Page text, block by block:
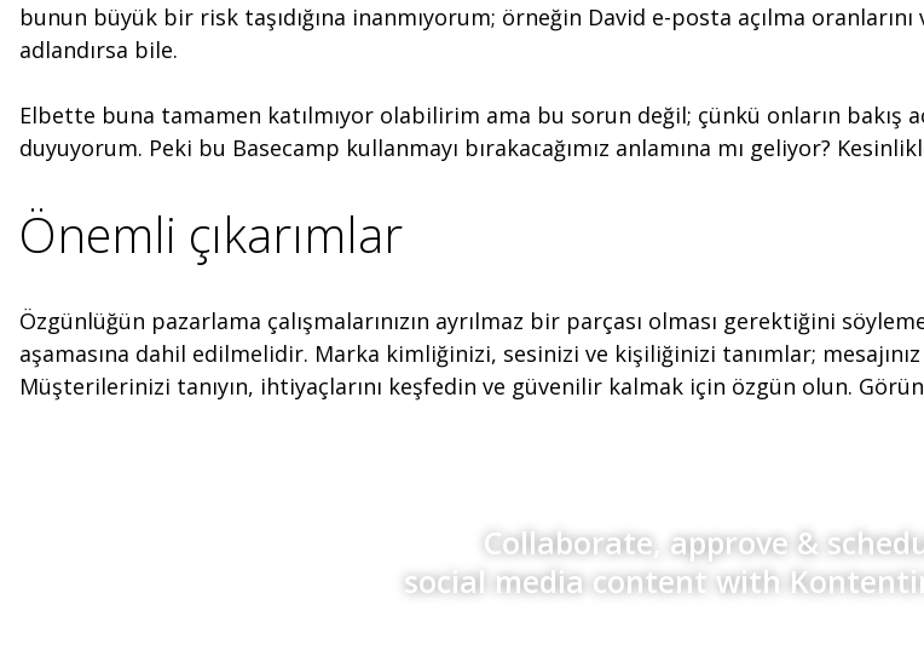
bunun büyük bir risk taşıdığına inanmıyorum; örneğin David e-posta açılma
adlandırsa bile.
Elbette buna tamamen katılmıyor olabilirim ama bu sorun değil; çünkü onların bakış
duyuyorum. Peki bu Basecamp kullanmayı bırakacağımız anlamına mı geliyor?
Önemli çıkarımlar
Özgünlüğün pazarlama çalışmalarınızın ayrılmaz bir parçası olması gerektiğini
aşamasına dahil edilmelidir. Marka kimliğinizi, sesinizi ve kişiliğinizi tanımlar;
Müşterilerinizi tanıyın, ihtiyaçlarını keşfedin ve güvenilir kalmak için özgün olun.
Collaborate, approve &
social media content with